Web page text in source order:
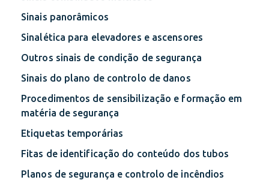
Sinais panorâmicos
Sinalética para elevadores e ascensores
Outros sinais de condição de segurança
Sinais do plano de controlo de danos
Procedimentos de sensibilização e formação em
matéria de segurança
Etiquetas temporárias
Fitas de identificação do conteúdo dos tubos
Planos de segurança e controlo de incêndios